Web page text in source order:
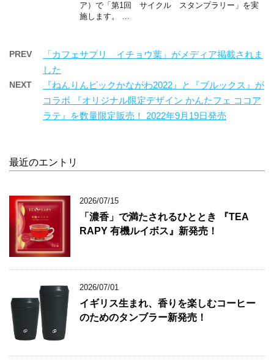
ア）で「第1回 サイクル スタンプラリー」を実
施します。 …
PREV
「カフェサプリ イチョウ葉」がメディア掲載されま
した
NEXT
『ねんりんピックかながわ2022』と『ブルックス』が
コラボ 『オリジナル限定デザイン かんたフェ ココア
ラテ』を数量限定販売！ 2022年9月19日発売
最近のエントリ
2026/07/15
「濃香」で満たされるひととき 『TEA
RAPY 有機ルイボス』新発売！
2026/07/01
イギリス生まれ、香りを楽しむコーヒー
のためのタンブラー新発売！